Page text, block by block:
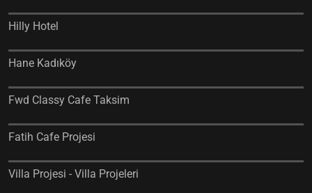
Hilly Hotel
Hane Kadıköy
Fwd Classy Cafe Taksim
Fatih Cafe Projesi
Villa Projesi - Villa Projeleri